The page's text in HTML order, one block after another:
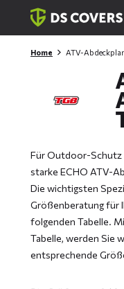
Skiplinks
Home ATV-
Für Outdoor-Schutz
starke ECHO ATV-
Die wichtigsten
Größenberatung für
folgenden Tabelle.
Tabelle, werden Sie
entsprechende